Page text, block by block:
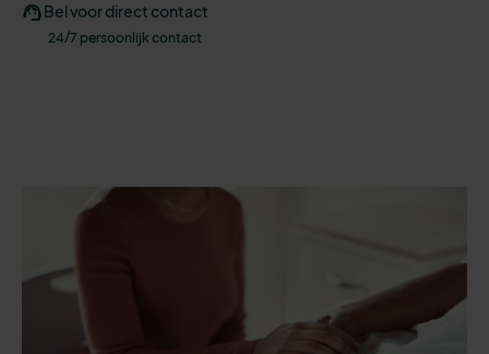
Bel voor direct contact
24/7 persoonlijk contact